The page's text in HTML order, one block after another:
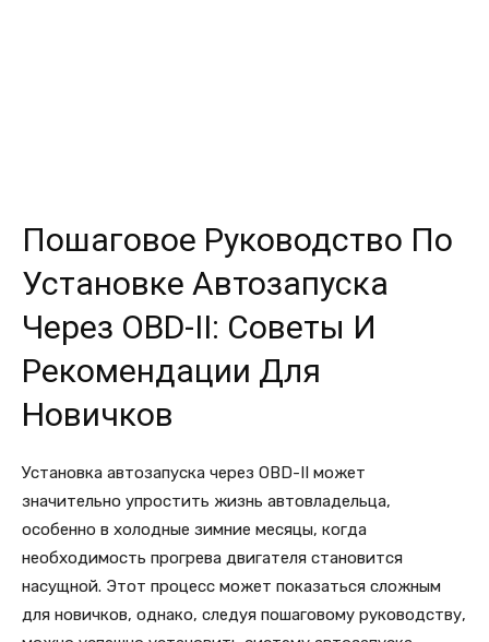
Пошаговое Руководство По
Установке Автозапуска
Через OBD-II: Советы И
Рекомендации Для
Новичков
Установка автозапуска через OBD-II может
значительно упростить жизнь автовладельца,
особенно в холодные зимние месяцы, когда
необходимость прогрева двигателя становится
насущной. Этот процесс может показаться сложным
для новичков, однако, следуя пошаговому руководству,